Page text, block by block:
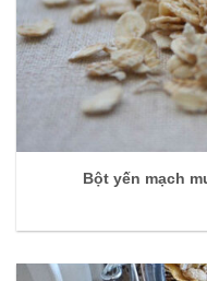
Bột yến mạch